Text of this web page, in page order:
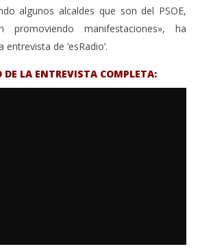
algunos alcaldes que son del PSOE,
manifestaciones», ha
de ‘esRadio’.
DE LA ENTREVISTA COMPLETA: